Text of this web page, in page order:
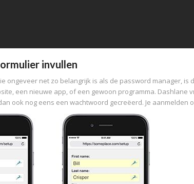
invullen
ongeveer net zo belangrijk is als de password manager,
een nieuwe app, of een gewoon programma. Dashlane
ook nog eens een wachtwoord gecreëerd. Je aanmelden